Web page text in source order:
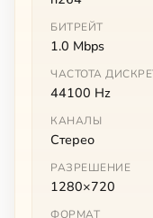
БИТРЕЙТ
1.0 Mbps
ЧАСТОТА
44100 Hz
КАНАЛЫ
Стерео
РАЗРЕШЕНИЕ
1280×720
ФОРМАТ